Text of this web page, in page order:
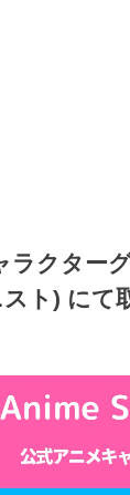
ラクター
ト) にて